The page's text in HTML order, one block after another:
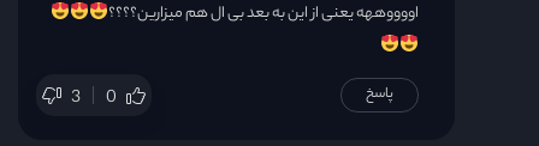
اووووههه یعنی از این به بعد بی ال هم میزارین؟؟؟؟
3 0 پاسخ